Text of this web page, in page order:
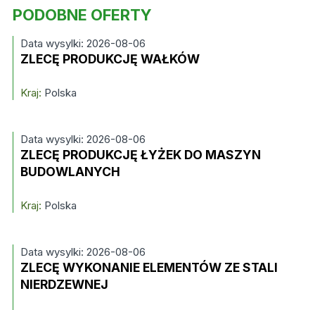
PODOBNE OFERTY
Data wysylki: 2026-08-06
ZLECĘ PRODUKCJĘ WAŁKÓW
Kraj: Polska
Data wysylki: 2026-08-06
ZLECĘ PRODUKCJĘ ŁYŻEK DO MASZYN
BUDOWLANYCH
Kraj: Polska
Data wysylki: 2026-08-06
ZLECĘ WYKONANIE ELEMENTÓW ZE STALI
NIERDZEWNEJ